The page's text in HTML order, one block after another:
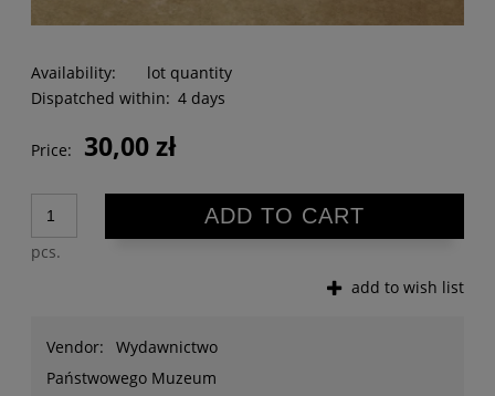
Availability:
lot quantity
Dispatched within: 4 days
Price: 30,00 zł
pcs.
ADD TO CART
add to wish list
Vendor:
Wydawnictwo
Państwowego Muzeum